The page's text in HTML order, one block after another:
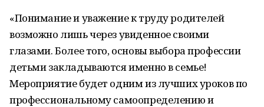
«Понимание и уважение к труду родителей
возможно лишь через увиденное своими
глазами. Более того, основы выбора профессии
детьми закладываются именно в семье!
Мероприятие будет одним из лучших уроков по
профессиональному самоопределению и